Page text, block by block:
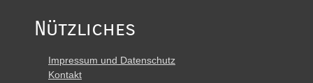
Nützliches
Impressum und Datenschutz
Kontakt